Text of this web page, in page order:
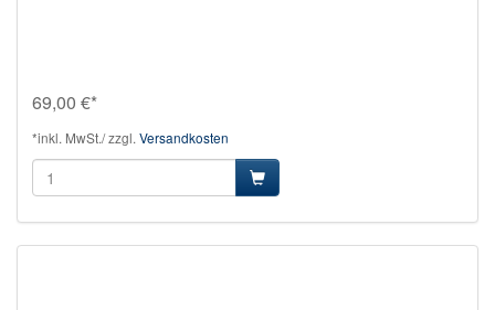
69,00 €*
*inkl. MwSt./ zzgl. Versandkosten